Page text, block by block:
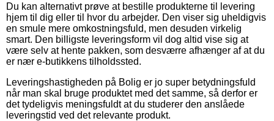
Du kan alternativt prøve at bestille produkterne til levering
hjem til dig eller til hvor du arbejder. Den viser sig uheldigvis
en smule mere omkostningsfuld, men desuden virkelig
smart. Den billigste leveringsform vil dog altid vise sig at
være selv at hente pakken, som desværre afhænger af at du
er nær e-butikkens tilholdssted.
Leveringshastigheden på Bolig er jo super betydningsfuld
når man skal bruge produktet med det samme, så derfor er
det tydeligvis meningsfuldt at du studerer den anslåede
leveringstid ved det relevante produkt.